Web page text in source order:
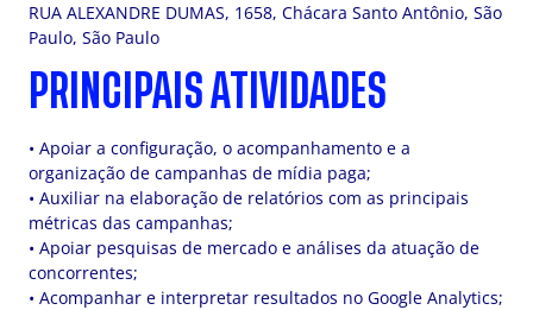
RUA ALEXANDRE DUMAS, 1658, Chácara Santo Antônio, São
Paulo, São Paulo
PRINCIPAIS ATIVIDADES
• Apoiar a configuração, o acompanhamento e a
organização de campanhas de mídia paga;
• Auxiliar na elaboração de relatórios com as principais
métricas das campanhas;
• Apoiar pesquisas de mercado e análises da atuação de
concorrentes;
• Acompanhar e interpretar resultados no Google Analytics;